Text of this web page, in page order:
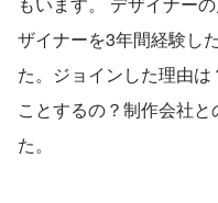
ザイナーを3年間経験し
た。ジョインした理由
ことするの？制作会社
た。